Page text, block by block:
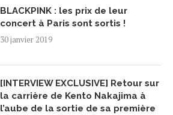
BLACKPINK : les prix de leur
concert à Paris sont sortis !
30 janvier 2019
[INTERVIEW EXCLUSIVE] Retour sur
la carrière de Kento Nakajima à
l’aube de la sortie de sa première